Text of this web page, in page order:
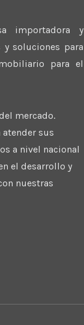
importadora y
soluciones para
para el
mercado.
sus
a nivel nacional
el desarrollo y
nuestras